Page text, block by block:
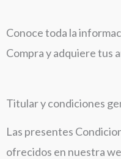
Conoce toda la
Compra y adquiere tus
Titular y condiciones
Las presentes
ofrecidos en nuestra